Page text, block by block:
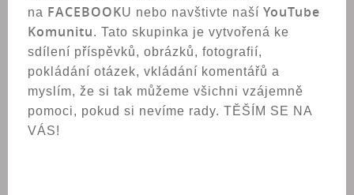
na FACEBOOKU nebo navštivte naší YouTube
Komunitu. Tato skupinka je vytvořená ke
sdílení příspěvků, obrázků, fotografií,
pokládání otázek, vkládání komentářů a
myslím, že si tak můžeme všichni vzájemně
pomoci, pokud si nevíme rady. TĚŠÍM SE NA
VÁS!